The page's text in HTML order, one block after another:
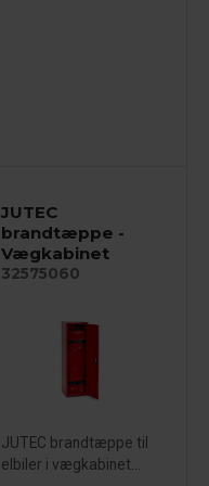
JUTEC
brandtæppe -
Vægkabinet
32575060
JUTEC brandtæppe til
elbiler i vægkabinet...